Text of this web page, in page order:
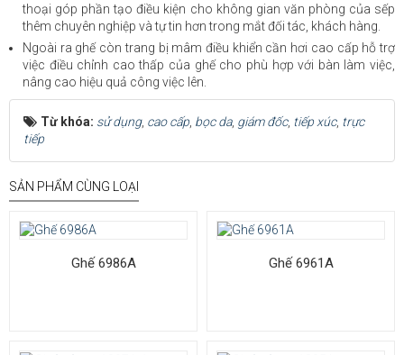
thoại góp phần tạo điều kiện cho không gian văn phòng của sếp
thêm chuyên nghiệp và tự tin hơn trong mắt đối tác, khách hàng.
Ngoài ra ghế còn trang bị mâm điều khiển cần hơi cao cấp hỗ trợ
việc điều chỉnh cao thấp của ghế cho phù hợp với bàn làm việc,
nâng cao hiệu quả công việc lên.
Từ khóa: sử dụng, cao cấp bọc da, giám đốc, tiếp xúc, trực
tiếp
SẢN PHẨM CÙNG LOẠI
Ghế 6986A Ghế 6961A